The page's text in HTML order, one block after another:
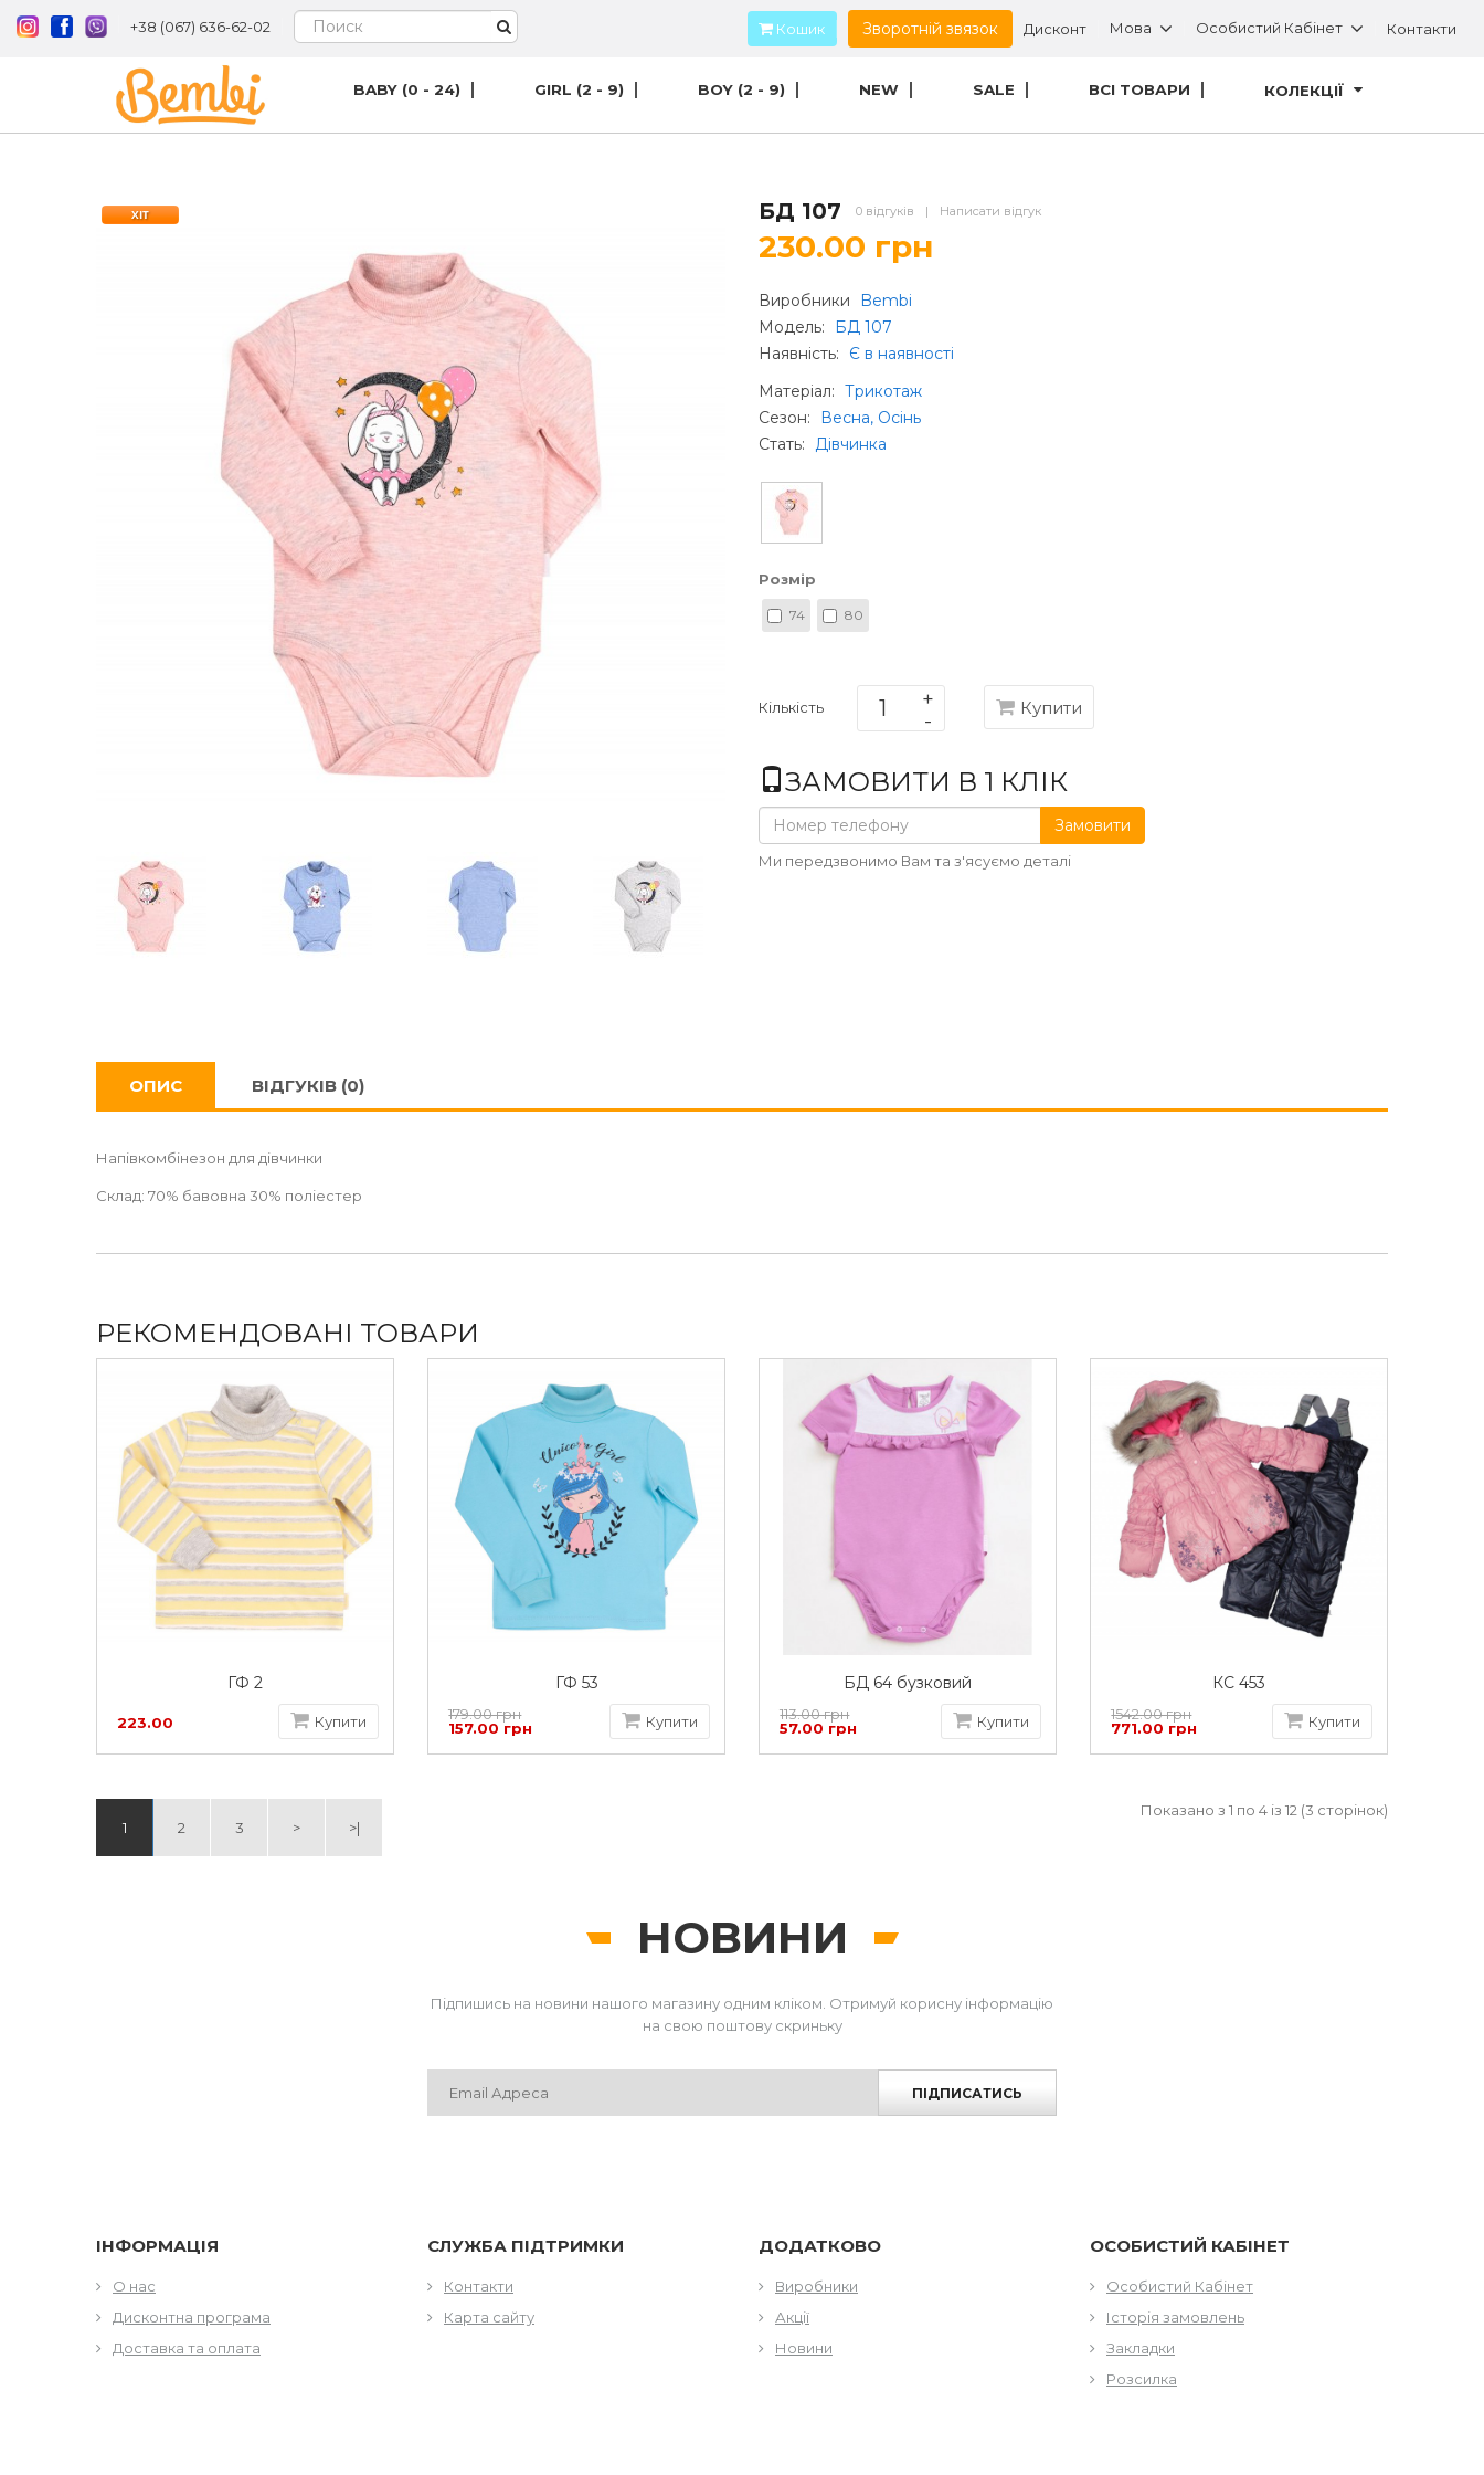
+38 (067) 636-62-02 Кошик Зворотній звязок Дисконт Мова Особистий Кабінет Контакти
BABY (0 - 24) GIRL (2 - 9) BOY (2 - 9) NEW SALE ВСІ ТОВАРИ КОЛЕКЦІЇ
ХІТ БД 107 0 відгуків | Написати відгук
230.00 грн
Виробники
Bembi
Модель:
БД 107
Наявність:
Є в наявності
Матеріал: Трикотаж
Сезон:
Весна, Осінь
Стать: Дівчинка
Розмір
74 80
Кількість Купити
ЗАМОВИТИ В 1 КЛІК
Замовити
Ми передзвонимо Вам та з'ясуємо деталі
ОПИС ВІДГУКІВ (0)
Напівкомбінезон для дівчинки
Склад: 70% бавовна 30% поліестер
РЕКОМЕНДОВАНІ ТОВАРИ
ГФ 2
223.00 Купити
ГФ 53
179.00 грн
157.00 грн
Купити
БД 64 бузковий
113.00 грн
57.00 грн
Купити
КС 453
1542.00 грн
771.00 грн
Купити
1 2 3 > >|
Показано з 1 по 4 із 12 (3 сторінок)
НОВИНИ
Підпишись на новини нашого магазину одним кліком. Отримуй корисну інформацію
на свою поштову скриньку
ПІДПИСАТИСЬ
ІНФОРМАЦІЯ
О нас
Дисконтна програма
Доставка та оплата
СЛУЖБА ПІДТРИМКИ
Контакти
Карта сайту
ДОДАТКОВО
Виробники
Акції
Новини
ОСОБИСТИЙ КАБІНЕТ
Особистий Кабінет
Історія замовлень
Закладки
Розсилка